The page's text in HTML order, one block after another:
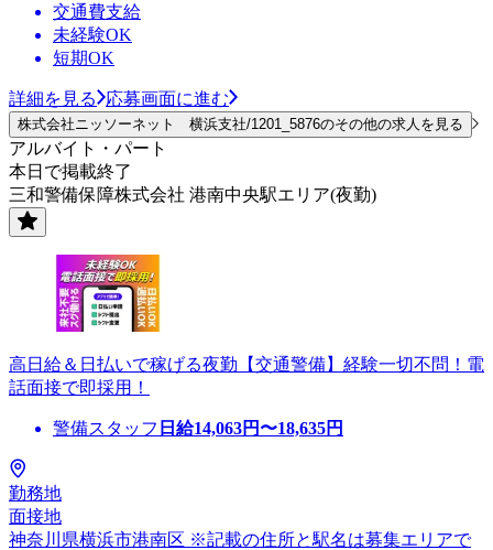
交通費支給
未経験OK
短期OK
詳細を見る 応募画面に進む
株式会社ニッソーネット 横浜支社/1201_5876のその他の求人を見る
アルバイト・パート
本日で掲載終了
三和警備保障株式会社 港南中央駅エリア(夜勤)
高日給＆日払いで稼げる夜勤【交通警備】経験一切不問！電
話面接で即採用！
警備スタッフ 日給14,063円〜18,635円
勤務地
面接地
神奈川県横浜市港南区 ※記載の住所と駅名は募集エリアで